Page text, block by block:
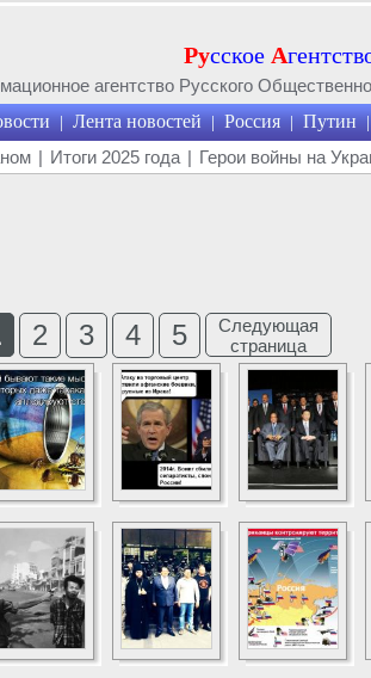
Русское А
агентство Русского
| Лента новостей | Россия | Путин |
| Итоги 2025 года | Герои войны на
2 3 4 5
Следующая
страница